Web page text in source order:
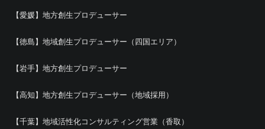
【愛媛】地方創生プロデューサー
【徳島】地域創生プロデューサー（四国エリア）
【岩手】地方創生プロデューサー
【高知】地方創生プロデューサー（地域採用）
【千葉】地域活性化コンサルティング営業（香取）